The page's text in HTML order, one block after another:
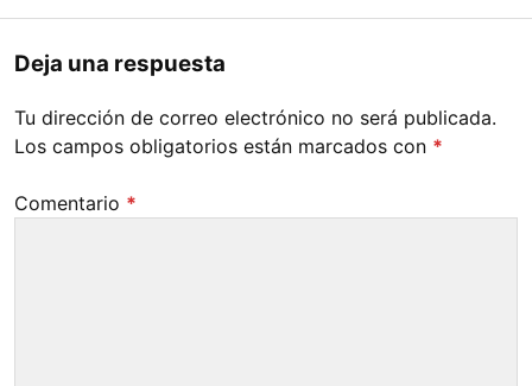
Deja una respuesta
Tu dirección de correo electrónico no será publicada.
Los campos obligatorios están marcados con *
Comentario *